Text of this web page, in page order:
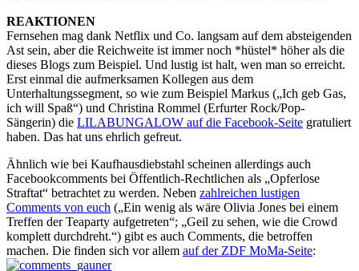
REAKTIONEN
Fernsehen mag dank Netflix und Co. langsam auf dem absteigenden
Ast sein, aber die Reichweite ist immer noch *hüstel* höher als die
dieses Blogs zum Beispiel. Und lustig ist halt, wen man so erreicht.
Erst einmal die aufmerksamen Kollegen aus dem
Unterhaltungssegment, so wie zum Beispiel Markus („Ich geb Gas,
ich will Spaß“) und Christina Rommel (Erfurter Rock/Pop-
Sängerin) die LILABUNGALOW auf die Facebook-Seite gratuliert
haben. Das hat uns ehrlich gefreut.
Ähnlich wie bei Kaufhausdiebstahl scheinen allerdings auch
Facebookcomments bei Öffentlich-Rechtlichen als „Opferlose
Straftat“ betrachtet zu werden. Neben zahlreichen lustigen
Comments von euch („Ein wenig als wäre Olivia Jones bei einem
Treffen der Teaparty aufgetreten“; „Geil zu sehen, wie die Crowd
komplett durchdreht.“) gibt es auch Comments, die betroffen
machen. Die finden sich vor allem auf der ZDF MoMa-Seite: